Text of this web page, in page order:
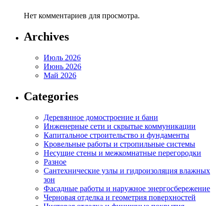
Нет комментариев для просмотра.
Archives
Июль 2026
Июнь 2026
Май 2026
Categories
Деревянное домостроение и бани
Инженерные сети и скрытые коммуникации
Капитальное строительство и фундаменты
Кровельные работы и стропильные системы
Несущие стены и межкомнатные перегородки
Разное
Сантехнические узлы и гидроизоляция влажных
зон
Фасадные работы и наружное энергосбережение
Черновая отделка и геометрия поверхностей